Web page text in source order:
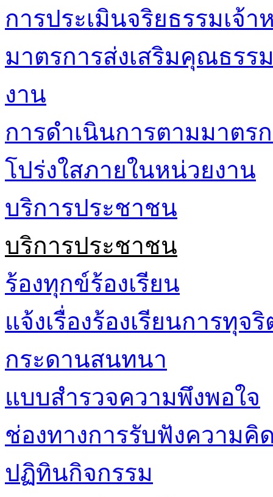
การประเมินจริยธรรมเจ้
มาตรการส่งเสริมคุณธรร
งาน
การดำเนินการตามมาตร
โปร่งใสภายในหน่วยงาน
บริการประชาชน
บริการประชาชน
ร้องทุกข์ร้องเรียน
แจ้งเรื่องร้องเรียนการทุ
กระดานสนทนา
แบบสำรวจความพึงพอใจ
ช่องทางการรับฟังความคิ
ปฏิทินกิจกรรม